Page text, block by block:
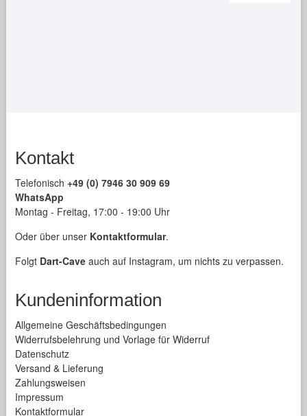
Kontakt
Telefonisch +49 (0) 7946 30 909 69
WhatsApp
Montag - Freitag, 17:00 - 19:00 Uhr
Oder über unser Kontaktformular.
Folgt Dart-Caveauch auf Instagram, um nichts zu verpassen.
Kundeninformation
Allgemeine Geschäftsbedingungen
Widerrufsbelehrung und Vorlage für Widerruf
Datenschutz
Versand & Lieferung
Zahlungsweisen
Impressum
Kontaktformular